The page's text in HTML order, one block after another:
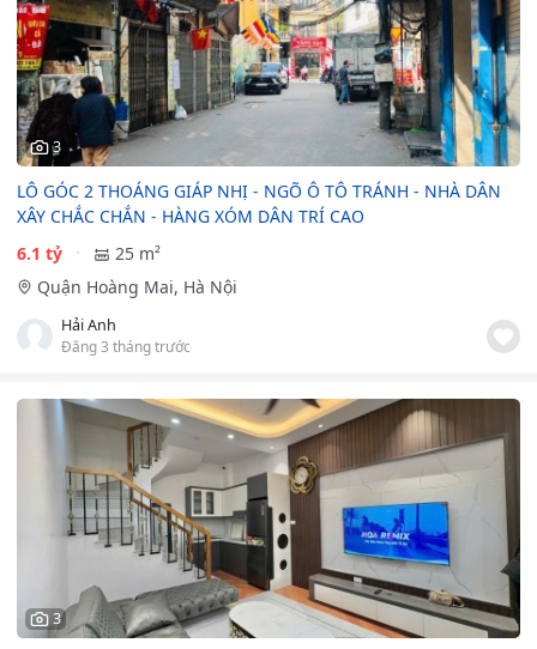
3
LÔ GÓC 2 THOÁNG GIÁP NHỊ - NGÕ Ô TÔ TRÁNH - NHÀ DÂN
XÂY CHẮC CHẮN - HÀNG XÓM DÂN TRÍ CAO
6.1 tỷ
25 m²
Quận Hoàng Mai, Hà Nội
Hải Anh
Đăng 3 tháng trước
3